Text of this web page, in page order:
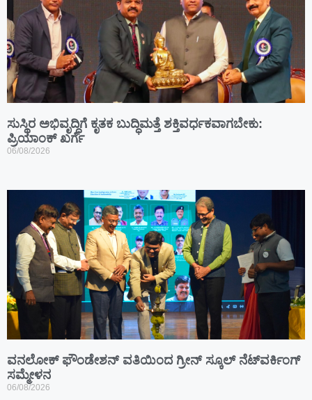
ಸುಸ್ಥಿರ ಅಭಿವೃದ್ಧಿಗೆ ಕೃತಕ ಬುದ್ಧಿಮತ್ತೆ ಶಕ್ತಿವರ್ಧಕವಾಗಬೇಕು:
ಪ್ರಿಯಾಂಕ್ ಖರ್ಗೆ
06/08/2026
ವನಲೋಕ್ ಫೌಂಡೇಶನ್ ವತಿಯಿಂದ ಗ್ರೀನ್ ಸ್ಕೂಲ್ ನೆಟ್‌ವರ್ಕಿಂಗ್
ಸಮ್ಮೇಳನ
06/08/2026